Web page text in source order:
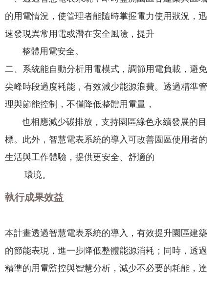
抗
旱
專
區
網
覽
資
訊
安
全
的用電情況，使管理者能隨時掌握電力使用狀況，迅
速發現異常用電或潛在安全風險，提升
整體用電安全。
二、系統能自動分析用電模式，調節用電負載，避免
尖峰時段過度耗能，有效減少能源浪費。透過精準管
理與節能控制，不僅降低整體用電量，
也相應減少碳排放，支持園區綠色永續發展的目
標。此外，智慧電表系統的導入可改善園區使用者的
生活與工作體驗，提供更安全、舒適的
環境。
執行成果效益
本計畫透過智慧電表系統的導入，有效提升園區建築
的節能表現，進一步降低整體能源消耗；同時，透過
精準的用電監控與智慧分析，減少不必要的耗能，達